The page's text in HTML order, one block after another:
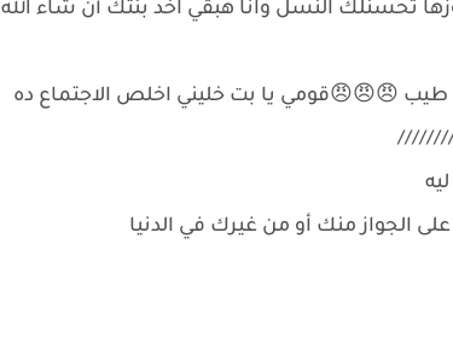
تحسنلك النسل وانا هبقي اخد بنتك أن شاء الله
طيب 😠😠😠قومي يا بت خليني اخلص الاجتماع ده
الجواز منك أو من غيرك في الدنيا